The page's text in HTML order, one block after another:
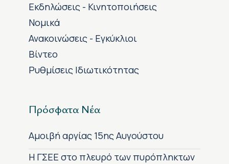
Εκδηλώσεις - Κινητοποιήσεις
Νομικά
Ανακοινώσεις - Εγκύκλιοι
Βίντεο
Ρυθμίσεις Ιδιωτικότητας
Πρόσφατα Νέα
Αμοιβή αργίας 15ης Αυγούστου
H ΓΣΕΕ στο πλευρό των πυρόπληκτων